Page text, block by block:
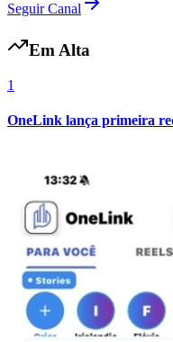
Seguir Canal
Em Alta
1
OneLink lança primeira